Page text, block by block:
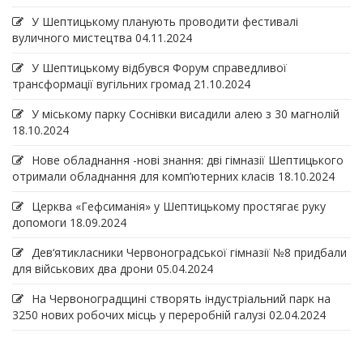
У Шептицькому планують проводити фестивалі
вуличного мистецтва 04.11.2024
У Шептицькому відбувся Форум справедливої
трансформації вугільних громад 21.10.2024
У міському парку Соснівки висадили алею з 30 магнолій
18.10.2024
Нове обладнання -нові знання: дві гімназії Шептицького
отримали обладнання для комп’ютерних класів 18.10.2024
Церква «Гефсиманія» у Шептицькому простягає руку
допомоги 18.09.2024
Дев‘ятикласники Червоноградської гімназії №8 придбали
для військових два дрони 05.04.2024
На Червоноградщині створять індустріальний парк на
3250 нових робочих місць у переробній галузі 02.04.2024